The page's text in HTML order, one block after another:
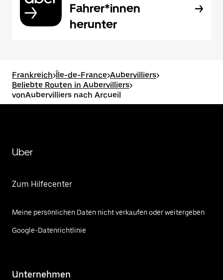
Fahrer*innen
herunter
Frankreich>Île-de-France>Aubervilliers>
Beliebte Routen in Aubervilliers>
vonAubervilliers nach Arcueil
Uber
Zum Hilfecenter
Meine persönlichen Daten nicht verkaufen oder weitergeben
Google-Datenrichtlinie
Unternehmen